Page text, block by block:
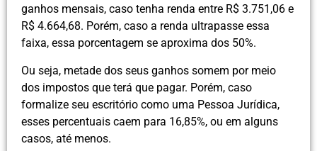
ganhos mensais, caso tenha renda entre R$ 3.751,06 e
R$ 4.664,68. Porém, caso a renda ultrapasse essa
faixa, essa porcentagem se aproxima dos 50%.
Ou seja, metade dos seus ganhos somem por meio
dos impostos que terá que pagar. Porém, caso
formalize seu escritório como uma Pessoa Jurídica,
esses percentuais caem para 16,85%, ou em alguns
casos, até menos.